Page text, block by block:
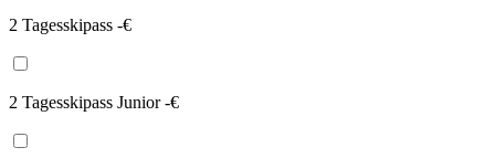
2 Tagesskipass -€
2 Tagesskipass Junior -€